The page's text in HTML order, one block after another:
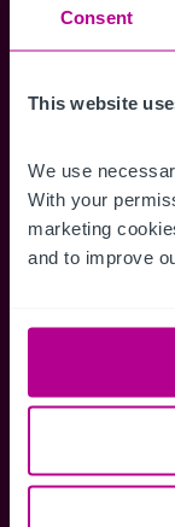
Consent
This website
We use
With your
marketing
and to improve
erhalten.
Zugriff
Erhalten Sie
Sie haben